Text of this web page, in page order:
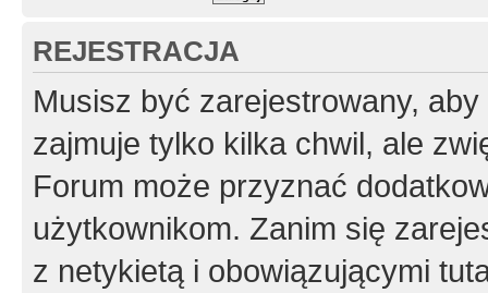
REJESTRACJA
Musisz być zarejestrowany,
zajmuje tylko kilka chwil, ale
Forum może przyznać
użytkownikom. Zanim się
z netykietą i obowiązującymi